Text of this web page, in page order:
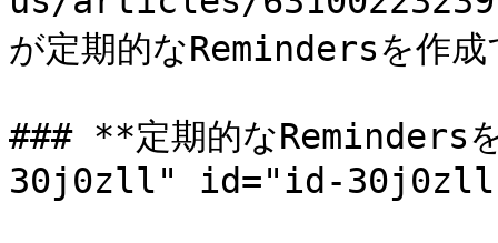
が定期的なRemindersを作成
### **定期的な
30j0zll" id="id-